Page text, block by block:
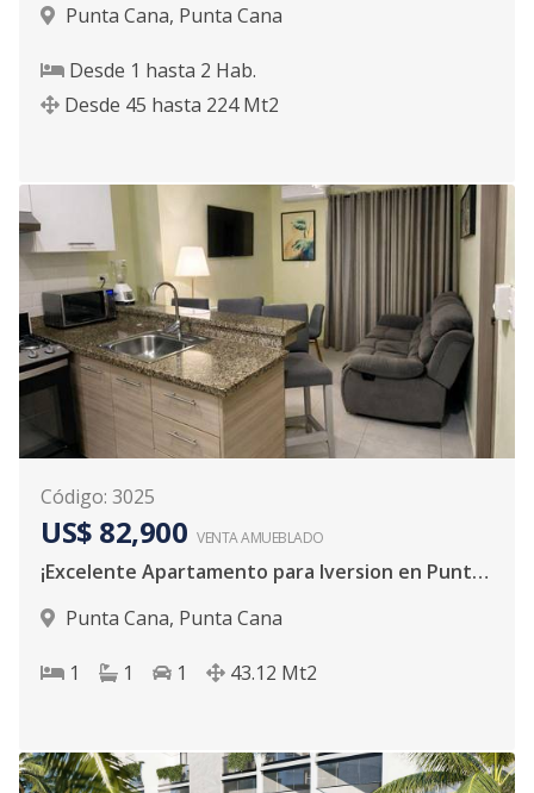
Punta Cana, Punta Cana
Desde 1 hasta 2 Hab.
Desde 45 hasta 224 Mt2
Código: 3025
US$ 82,900 VENTA AMUEBLADO
¡Excelente Apartamento para Iversion en Punta Cana!
Punta Cana, Punta Cana
1 1 1 43.12 Mt2